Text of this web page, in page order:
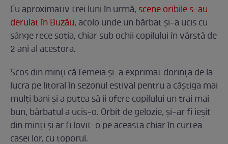
Cu aproximativ trei luni în urmă, scene oribile s-au
derulat în Buzău, acolo unde un bărbat și-a ucis cu
sânge rece soția, chiar sub ochii copilului în vârstă de
2 ani al acestora.
Scos din minți că femeia și-a exprimat dorința de la
lucra pe litoral în sezonul estival pentru a câștiga mai
mulți bani și a putea să îi ofere copilului un trai mai
bun, bărbatul a ucis-o. Orbit de gelozie, și-ar fi ieșit
din minți și ar fi lovit-o pe aceasta chiar în curtea
casei lor, cu toporul.